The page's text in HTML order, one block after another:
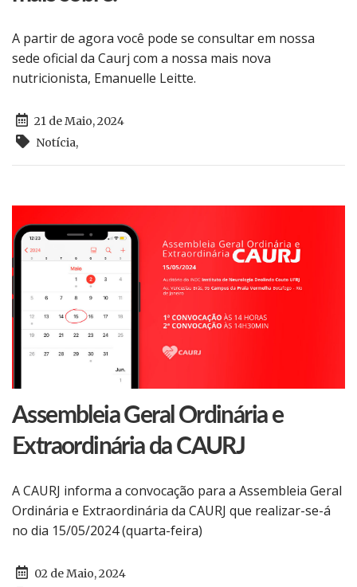
A partir de agora você pode se consultar em nossa
sede oficial da Caurj com a nossa mais nova
nutricionista, Emanuelle Leitte.
21 de Maio, 2024
Notícia,
Assembleia Geral Ordinária e
Extraordinária da CAURJ
A CAURJ informa a convocação para a Assembleia Geral
Ordinária e Extraordinária da CAURJ que realizar-se-á
no dia 15/05/2024 (quarta-feira)
02 de Maio, 2024